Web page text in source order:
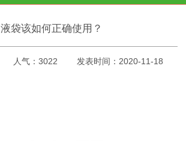
液袋该如何正确使用？
人气：3022 发表时间：2020-11-18